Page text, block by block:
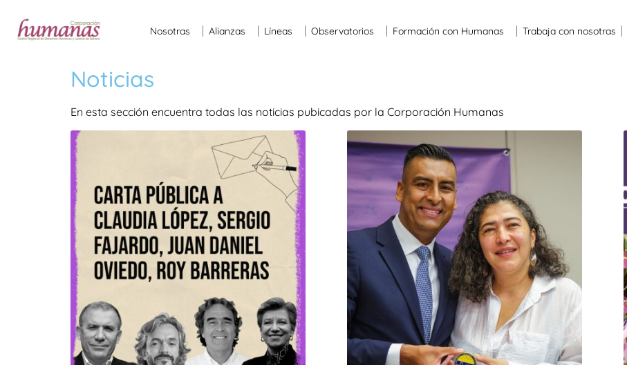
Nosotras Alianzas Líneas Observatorios Formación con Humanas Trabaja con nosotras
Noticias
En esta sección encuentra todas las noticias pubicadas por la Corporación Humanas